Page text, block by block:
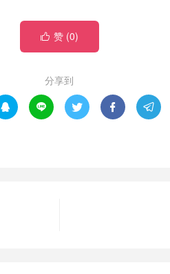
 赞 (0)
分享到
    